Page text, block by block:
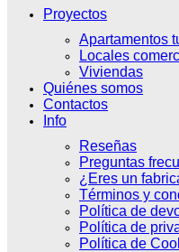
Proyectos
Apartamentos
Locales
Viviendas
Quiénes somos
Contactos
Info
Reseñas
Preguntas
¿Eres un
Términos y
Política de
Política de
Política de